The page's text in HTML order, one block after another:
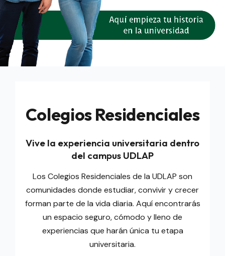
Colegios Residenciales
Vive la experiencia universitaria dentro
del campus UDLAP
Los Colegios Residenciales de la UDLAP son
comunidades donde estudiar, convivir y crecer
forman parte de la vida diaria. Aquí encontrarás
un espacio seguro, cómodo y lleno de
experiencias que harán única tu etapa
universitaria.